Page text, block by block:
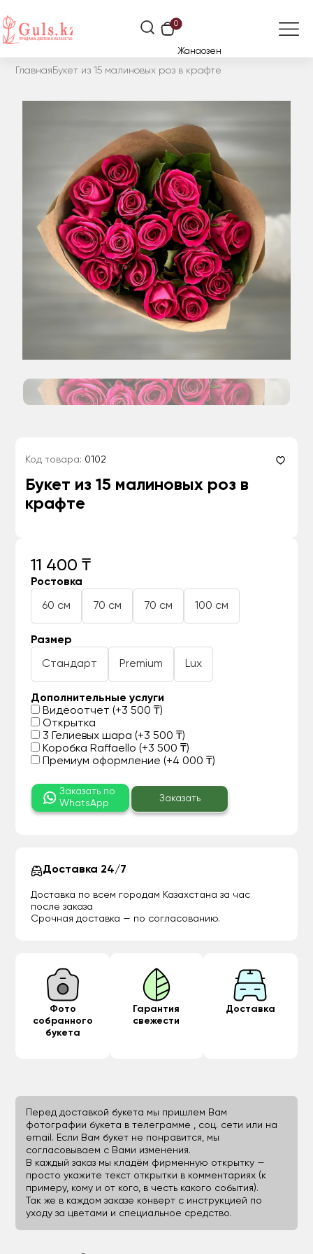
0
Жанаозен
Главная Букет из 15 малиновых роз в крафте
Код товара: 0102
Букет из 15 малиновых роз в
крафте
11 400 ₸
Ростовка
60 см 70 см 70 см 100 см
Размер
Стандарт Premium Lux
Дополнительные услуги
Видеоотчет (+3 500 ₸)
Открытка
3 Гелиевых шара (+3 500 ₸)
Коробка Raffaello (+3 500 ₸)
Премиум оформление (+4 000 ₸)
Заказать по
WhatsApp
Заказать
Доставка 24/7
Доставка по всем городам Казахстана за час
после заказа
Срочная доставка — по согласованию.
Фото
собранного
букета
Гарантия
свежести
Доставка
Перед доставкой букета мы пришлем Вам
фотографии букета в телеграмме , соц. сети или на
email. Если Вам букет не понравится, мы
согласовываем с Вами изменения.
В каждый заказ мы кладём фирменную открытку —
просто укажите текст открытки в комментариях (к
примеру, кому и от кого, в честь какого события).
Так же в каждом заказе конверт с инструкцией по
уходу за цветами и специальное средство.